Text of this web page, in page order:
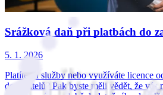
Srážková daň při platbách do
5. 1. 2026
Platíte za služby nebo využíváte licence
dodavatelů? Pak byste měli vědět, že vás